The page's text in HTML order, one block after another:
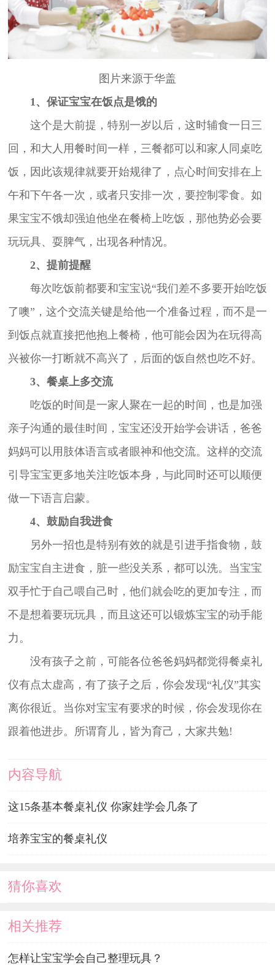
图片来源于华盖
1、保证宝宝在饭点是饿的
这个是大前提，特别一岁以后，这时辅食一日三
回，和大人用餐时间一样，三餐都可以和家人同桌吃
饭，因此该规律就要开始规律了，点心时间安排在上
午和下午各一次，或者只安排一次，要控制零食。如
果宝宝不饿却强迫他坐在餐椅上吃饭，那他势必会要
玩玩具、耍脾气，出现各种情况。
2、提前提醒
每次吃饭前都要和宝宝说“我们差不多要开始吃饭
了噢”，这个交流关键是给他一个准备过程，而不是一
到饭点就直接把他抱上餐椅，他可能会因为在玩得高
兴被你一打断就不高兴了，后面的饭自然也吃不好。
3、餐桌上多交流
吃饭的时间是一家人聚在一起的时间，也是加强
亲子沟通的最佳时间，宝宝还没开始学会讲话，爸爸
妈妈可以用肢体语言或者眼神和他交流。这样的交流
引导宝宝更多地关注吃饭本身，与此同时还可以顺便
做一下语言启蒙。
4、鼓励自我进食
另外一招也是特别有效的就是引进手指食物，鼓
励宝宝自主进食，脏一些没关系，都可以洗。当宝宝
双手忙于自己喂自己时，他们就会吃的更加专注，而
不是想着要玩玩具，而且这还可以锻炼宝宝的动手能
力。
没有孩子之前，可能各位爸爸妈妈都觉得餐桌礼
仪有点太虚高，有了孩子之后，你会发现“礼仪”其实
离你很近。当你对宝宝有要求的时候，你会发现你在
跟着他进步。所谓育儿，皆为育己，大家共勉!
内容导航
这15条基本餐桌礼仪 你家娃学会几条了
培养宝宝的餐桌礼仪
猜你喜欢
相关推荐
怎样让宝宝学会自己整理玩具？